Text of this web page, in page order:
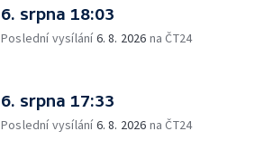
6. srpna 18:03
Poslední vysílání6. 8. 2026 na ČT24
6. srpna 17:33
Poslední vysílání6. 8. 2026 na ČT24